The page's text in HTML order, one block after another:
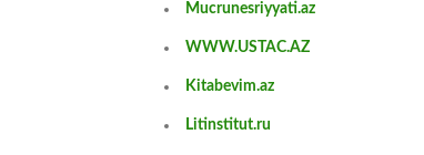
Mucrunesriyyati.az
WWW.USTAC.AZ
Kitabevim.az
Litinstitut.ru